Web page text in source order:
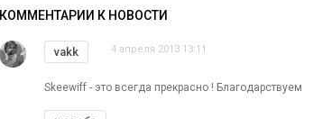
КОММЕНТАРИИ К НОВОСТИ
vakk 4 апреля 2013 13:11
Skeewiff - это всегда прекрасно ! Благодарствуем